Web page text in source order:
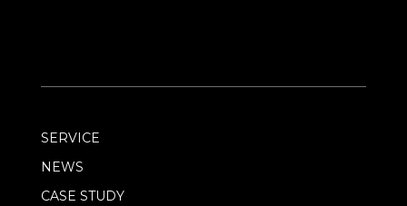
SERVICE
NEWS
CASE STUDY